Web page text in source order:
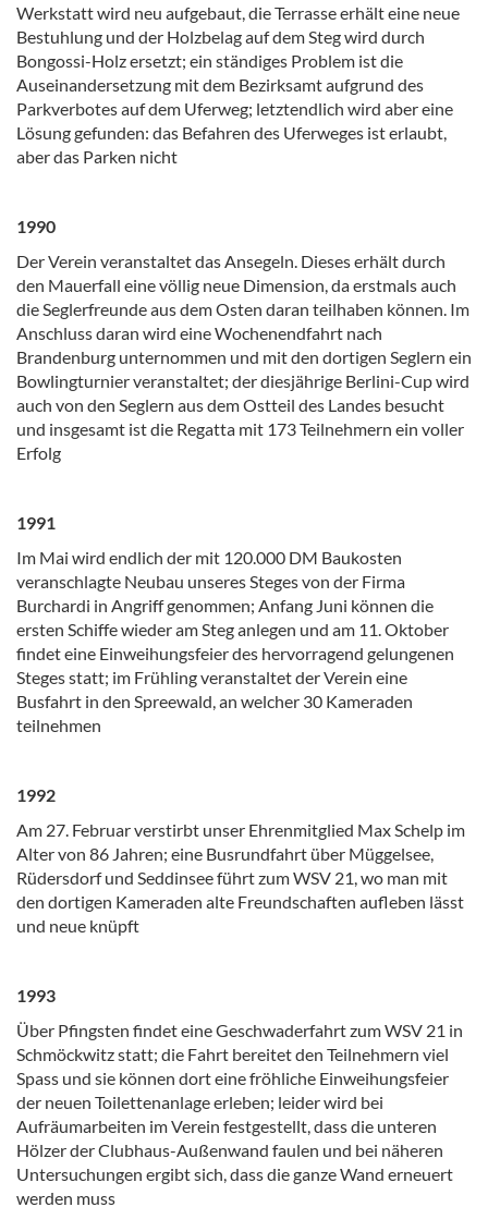
Werkstatt wird neu aufgebaut, die Terrasse erhält eine neue
Bestuhlung und der Holzbelag auf dem Steg wird durch
Bongossi-Holz ersetzt; ein ständiges Problem ist die
Auseinandersetzung mit dem Bezirksamt aufgrund des
Parkverbotes auf dem Uferweg; letztendlich wird aber eine
Lösung gefunden: das Befahren des Uferweges ist erlaubt,
aber das Parken nicht
1990
Der Verein veranstaltet das Ansegeln. Dieses erhält durch
den Mauerfall eine völlig neue Dimension, da erstmals auch
die Seglerfreunde aus dem Osten daran teilhaben können. Im
Anschluss daran wird eine Wochenendfahrt nach
Brandenburg unternommen und mit den dortigen Seglern ein
Bowlingturnier veranstaltet; der diesjährige Berlini-Cup wird
auch von den Seglern aus dem Ostteil des Landes besucht
und insgesamt ist die Regatta mit 173 Teilnehmern ein voller
Erfolg
1991
Im Mai wird endlich der mit 120.000 DM Baukosten
veranschlagte Neubau unseres Steges von der Firma
Burchardi in Angriff genommen; Anfang Juni können die
ersten Schiffe wieder am Steg anlegen und am 11. Oktober
findet eine Einweihungsfeier des hervorragend gelungenen
Steges statt; im Frühling veranstaltet der Verein eine
Busfahrt in den Spreewald, an welcher 30 Kameraden
teilnehmen
1992
Am 27. Februar verstirbt unser Ehrenmitglied Max Schelp im
Alter von 86 Jahren; eine Busrundfahrt über Müggelsee,
Rüdersdorf und Seddinsee führt zum WSV 21, wo man mit
den dortigen Kameraden alte Freundschaften aufleben lässt
und neue knüpft
1993
Über Pfingsten findet eine Geschwaderfahrt zum WSV 21 in
Schmöckwitz statt; die Fahrt bereitet den Teilnehmern viel
Spass und sie können dort eine fröhliche Einweihungsfeier
der neuen Toilettenanlage erleben; leider wird bei
Aufräumarbeiten im Verein festgestellt, dass die unteren
Hölzer der Clubhaus-Außenwand faulen und bei näheren
Untersuchungen ergibt sich, dass die ganze Wand erneuert
werden muss